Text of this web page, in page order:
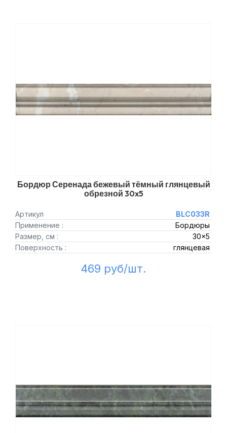
Бордюр Серенада бежевый тёмный глянцевый
обрезной 30x5
Артикул
BLC033R
Применение :
Бордюры
Размер, см :
30x5
Поверхность :
глянцевая
469 руб/шт.